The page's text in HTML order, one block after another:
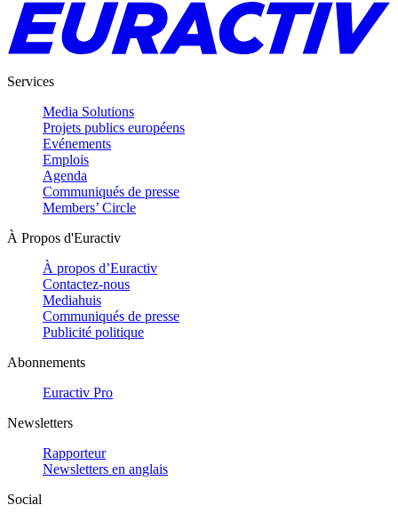
Services
Media Solutions
Projets publics européens
Evénements
Emplois
Agenda
Communiqués de presse
Members’ Circle
À Propos d'Euractiv
À propos d’Euractiv
Contactez-nous
Mediahuis
Communiqués de presse
Publicité politique
Abonnements
Euractiv Pro
Newsletters
Rapporteur
Newsletters en anglais
Social